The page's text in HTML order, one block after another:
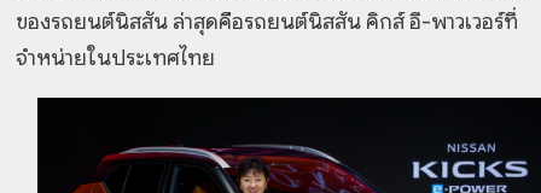
ของรถยนต์นิสสัน ล่าสุดคือรถยนต์นิสสัน คิกส์ อี-พาวเวอร์ที่
จำหน่ายในประเทศไทย